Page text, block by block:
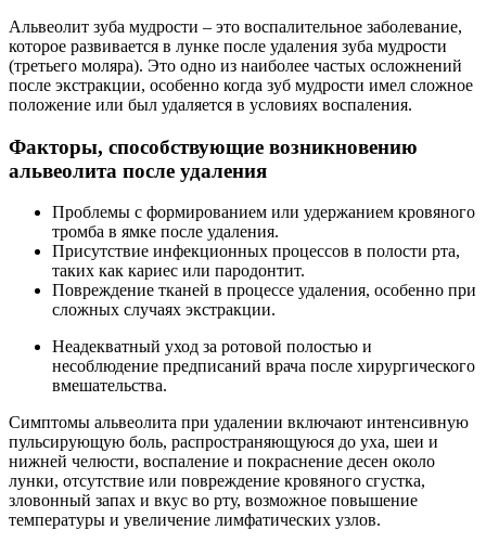
Альвеолит зуба мудрости – это воспалительное заболевание,
которое развивается в лунке после удаления зуба мудрости
(третьего моляра). Это одно из наиболее частых осложнений
после экстракции, особенно когда зуб мудрости имел сложное
положение или был удаляется в условиях воспаления.
Факторы, способствующие возникновению
альвеолита после удаления
Проблемы с формированием или удержанием кровяного
тромба в ямке после удаления.
Присутствие инфекционных процессов в полости рта,
таких как кариес или пародонтит.
Повреждение тканей в процессе удаления, особенно при
сложных случаях экстракции.
Неадекватный уход за ротовой полостью и
несоблюдение предписаний врача после хирургического
вмешательства.
Симптомы альвеолита при удалении включают интенсивную
пульсирующую боль, распространяющуюся до уха, шеи и
нижней челюсти, воспаление и покраснение десен около
лунки, отсутствие или повреждение кровяного сгустка,
зловонный запах и вкус во рту, возможное повышение
температуры и увеличение лимфатических узлов.